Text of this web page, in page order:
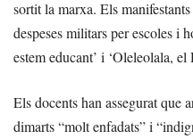
sortit la marxa. Els
despeses militars per escoles i
estem educant’ i ‘Oleleolala,
Els docents han assegurat que
dimarts “molt enfadats” i